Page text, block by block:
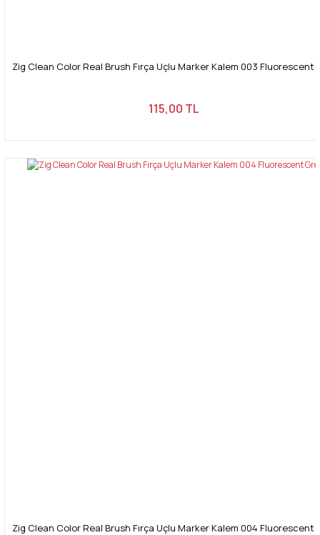
Zig Clean Color Real Brush Fırça Uçlu Marker Kalem 003 Fluorescent
115,00 TL
Zig Clean Color Real Brush Fırça Uçlu Marker Kalem 004 Fluorescent